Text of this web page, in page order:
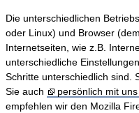
Die unterschiedlichen
oder Linux) und Browser
Internetseiten, wie z.B.
unterschiedliche
Schritte unterschiedlich sind.
Sie auch
persönlich mit
empfehlen wir den Mozilla